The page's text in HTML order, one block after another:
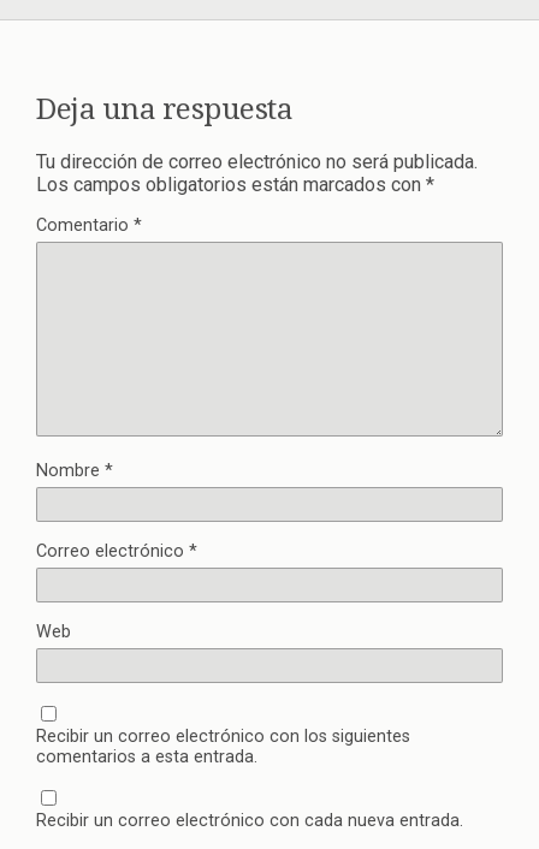
Deja una respuesta
Tu dirección de correo electrónico no será publicada.
Los campos obligatorios están marcados con *
Comentario *
Nombre *
Correo electrónico *
Web
Recibir un correo electrónico con los siguientes
comentarios a esta entrada.
Recibir un correo electrónico con cada nueva entrada.